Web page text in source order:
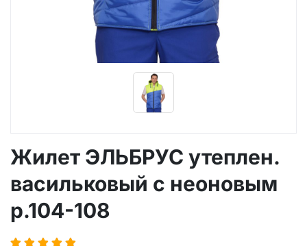
Жилет ЭЛЬБРУС утеплен.
васильковый с неоновым
р.104-108